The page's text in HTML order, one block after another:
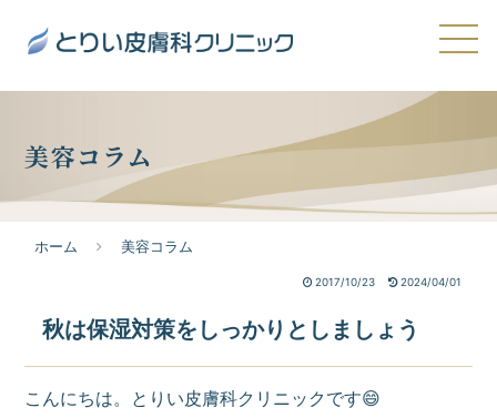
美容コラム
ホーム 美容コラム
2017/10/23 2024/04/01
秋は保湿対策をしっかりとしましょう
こんにちは。とりい皮膚科クリニックです😄